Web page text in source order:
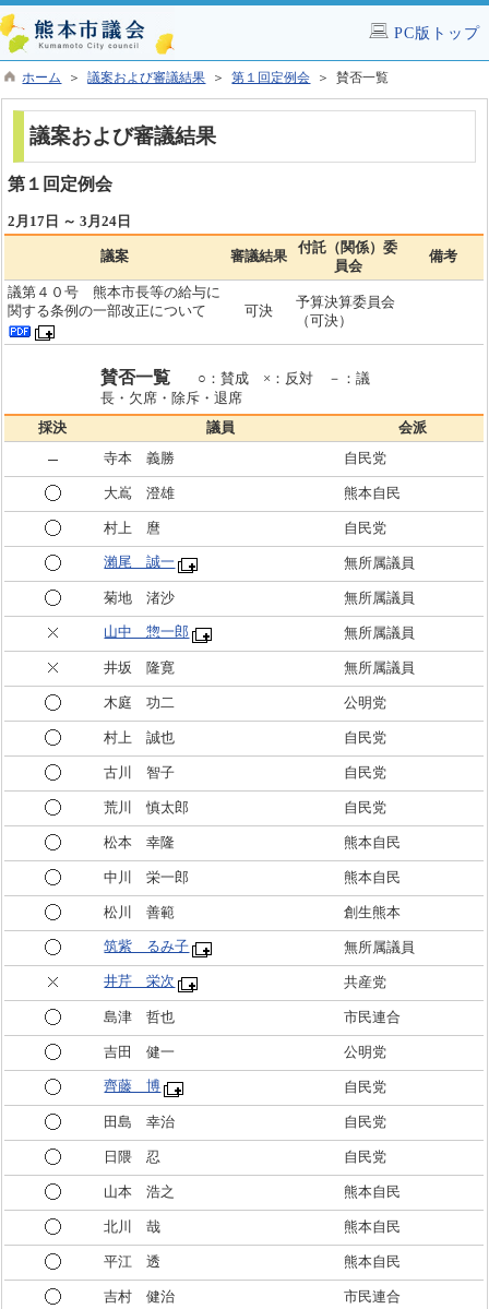
PC版トップ
ホーム ＞議案および審議結果 ＞第１回定例会 ＞ 賛否一覧
議案および審議結果
第１回定例会
2月17日 ～ 3月24日
議案 審議結果
付託（関係）委
員会
備考
議第４０号 熊本市長等の給与に
関する条例の一部改正について
可決
予算決算委員会
（可決）
賛否一覧
○：賛成 ×：反対 －：議
長・欠席・除斥・退席
採決 議員
会派
寺本 義勝
自民党
大嶌 澄雄 熊本自民
村上 麿 自民党
瀨尾 誠一 無所属議員
菊地 渚沙 無所属議員
山中 惣一郎 無所属議員
井坂 隆寛 無所属議員
木庭 功二 公明党
村上 誠也 自民党
古川 智子 自民党
荒川 慎太郎 自民党
松本 幸隆 熊本自民
中川 栄一郎 熊本自民
松川 善範 創生熊本
筑紫 るみ子 無所属議員
井芹 栄次 共産党
島津 哲也 市民連合
吉田 健一 公明党
齊藤 博 自民党
田島 幸治 自民党
日隈 忍 自民党
山本 浩之 熊本自民
北川 哉 熊本自民
平江 透 熊本自民
吉村 健治 市民連合